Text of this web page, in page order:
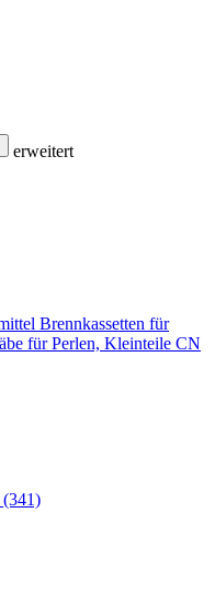
erweitert
(341)